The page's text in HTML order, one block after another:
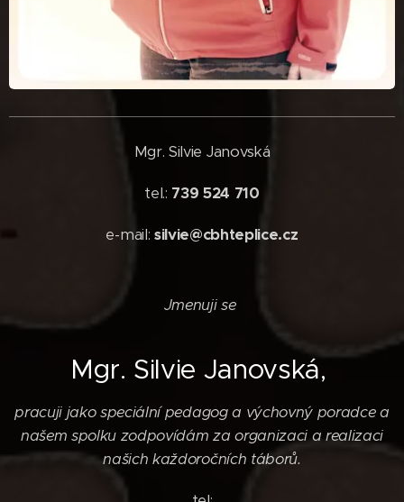
Mgr. Silvie Janovská
tel.: 739 524 710
e-mail: silvie@cbhteplice.cz
Jmenuji se
Mgr. Silvie Janovská,
pracuji jako speciální pedagog a výchovný poradce a
našem spolku zodpovídám za organizaci a realizaci
našich každoročních táborů.